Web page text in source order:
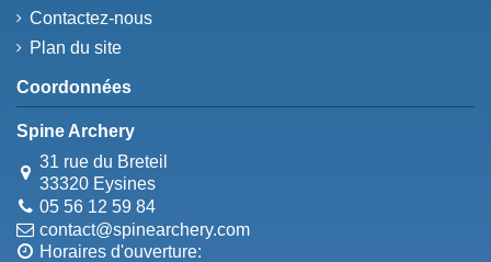
Contactez-nous
Plan du site
Coordonnées
Spine Archery
31 rue du Breteil
33320 Eysines
05 56 12 59 84
contact@spinearchery.com
Horaires d'ouverture: